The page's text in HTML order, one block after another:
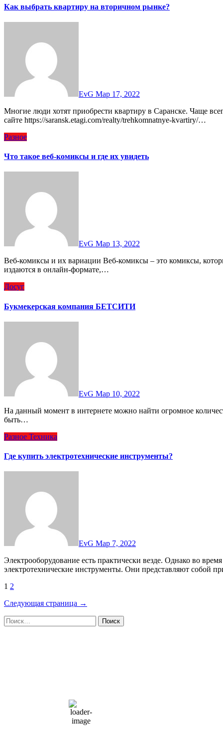
Как выбрать квартиру на вторичном рынке?
EvG Мар 17, 2022
Многие люди хотят приобрести квартиру в Саранске. Чаще всего люди обращают внимание на вторичное жилье. На
сайте https://saransk.etagi.com/realty/trehkomnatnye-kvartiry/…
Разное
Что такое веб-комиксы и где их увидеть
EvG Мар 13, 2022
Веб-комиксы и их вариации Веб-комиксы – это комиксы, которые публикуются в интернете. В основном они
издаются в онлайн-формате,…
Досуг
Букмекерская компания БЕТСИТИ
EvG Мар 10, 2022
На данный момент в интернете можно найти огромное количество букмекерских контор, но не все из них могут
быть…
Разное Техника
Где купить электротехнические инструменты?
EvG Мар 7, 2022
Электрооборудование есть практически везде. Однако во время многих работ могут потребоваться
электротехнические инструменты. Они представляют собой
Пагинация
записей
1 2
Следующая страница →
Найти:
66 %
1004 мб
10 mph